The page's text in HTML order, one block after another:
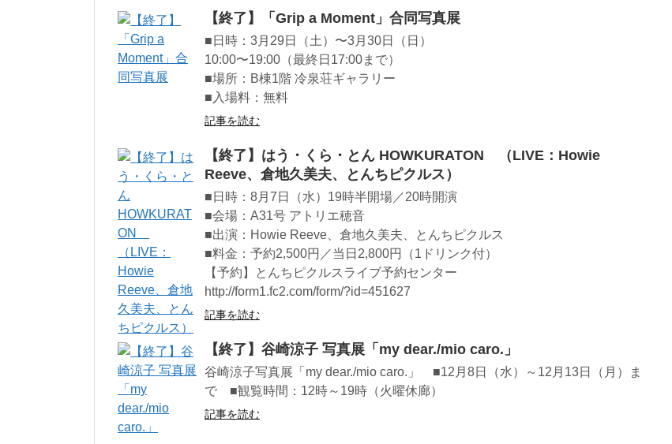
【終了】「Grip a Moment」合同写真展
■日時：3月29日（土）〜3月30日（日）
10:00〜19:00（最終日17:00まで）
■場所：B棟1階 冷泉荘ギャラリー
■入場料：無料
記事を読む
【終了】はう・くら・とん HOWKURATON （LIVE：Howie
Reeve、倉地久美夫、とんちピクルス）
■日時：8月7日（水）19時半開場／20時開演
■会場：A31号 アトリエ穂音
■出演：Howie Reeve、倉地久美夫、とんちピクルス
■料金：予約2,500円／当日2,800円（1ドリンク付）
【予約】とんちピクルスライブ予約センター
http://form1.fc2.com/form/?id=451627
記事を読む
【終了】谷崎涼子 写真展「my dear./mio caro.」
谷崎涼子写真展「my dear./mio caro.」 ■12月8日（水）～12月13日（月）ま
で ■観覧時間：12時～19時（火曜休廊）
記事を読む